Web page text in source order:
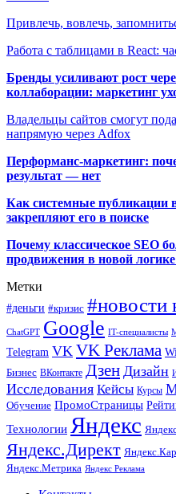
Привлечь, вовлечь,
Работа с таблицами в React:
Бренды усиливают рост
коллаборации: маркетинг
Владельцы сайтов смогут
напрямую через Adfox
Перформанс-маркетинг:
результат — нет
Как системные
закрепляют его в поиске
Почему классическое SEO
продвижения в новой
Метки
#деньги #кризис #новости
ChatGPT Google IT-специалисты
Telegram VK VK Реклама
Бизнес ВКонтакте Дзен Дизайн
Исследования Кейсы Курсы
Обучение ПромоСтраницы
Технологии Яндекс
Яндекс.Директ
Яндекс.Метрика Яндекс Реклама